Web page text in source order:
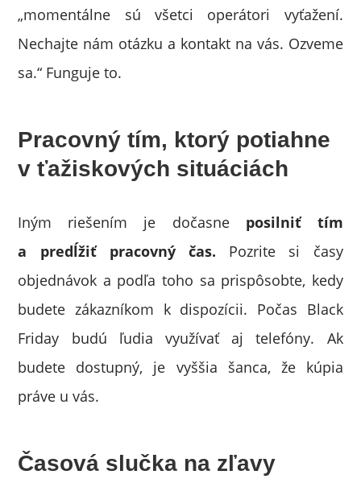
„momentálne sú všetci operátori vyťažení.
Nechajte nám otázku a kontakt na vás. Ozveme
sa.“ Funguje to.
Pracovný tím, ktorý potiahne
v ťažiskových situáciách
Iným riešením je dočasne posilniť tím
a predĺžiť pracovný čas. Pozrite si časy
objednávok a podľa toho sa prispôsobte, kedy
budete zákazníkom k dispozícii. Počas Black
Friday budú ľudia využívať aj telefóny. Ak
budete dostupný, je vyššia šanca, že kúpia
práve u vás.
Časová slučka na zľavy